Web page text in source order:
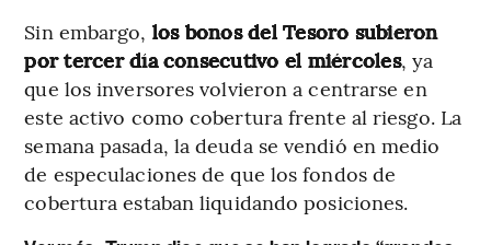
Sin embargo, los bonos del Tesoro subieron
por tercer día consecutivo el miércoles, ya
que los inversores volvieron a centrarse en
este activo como cobertura frente al riesgo. La
semana pasada, la deuda se vendió en medio
de especulaciones de que los fondos de
cobertura estaban liquidando posiciones.